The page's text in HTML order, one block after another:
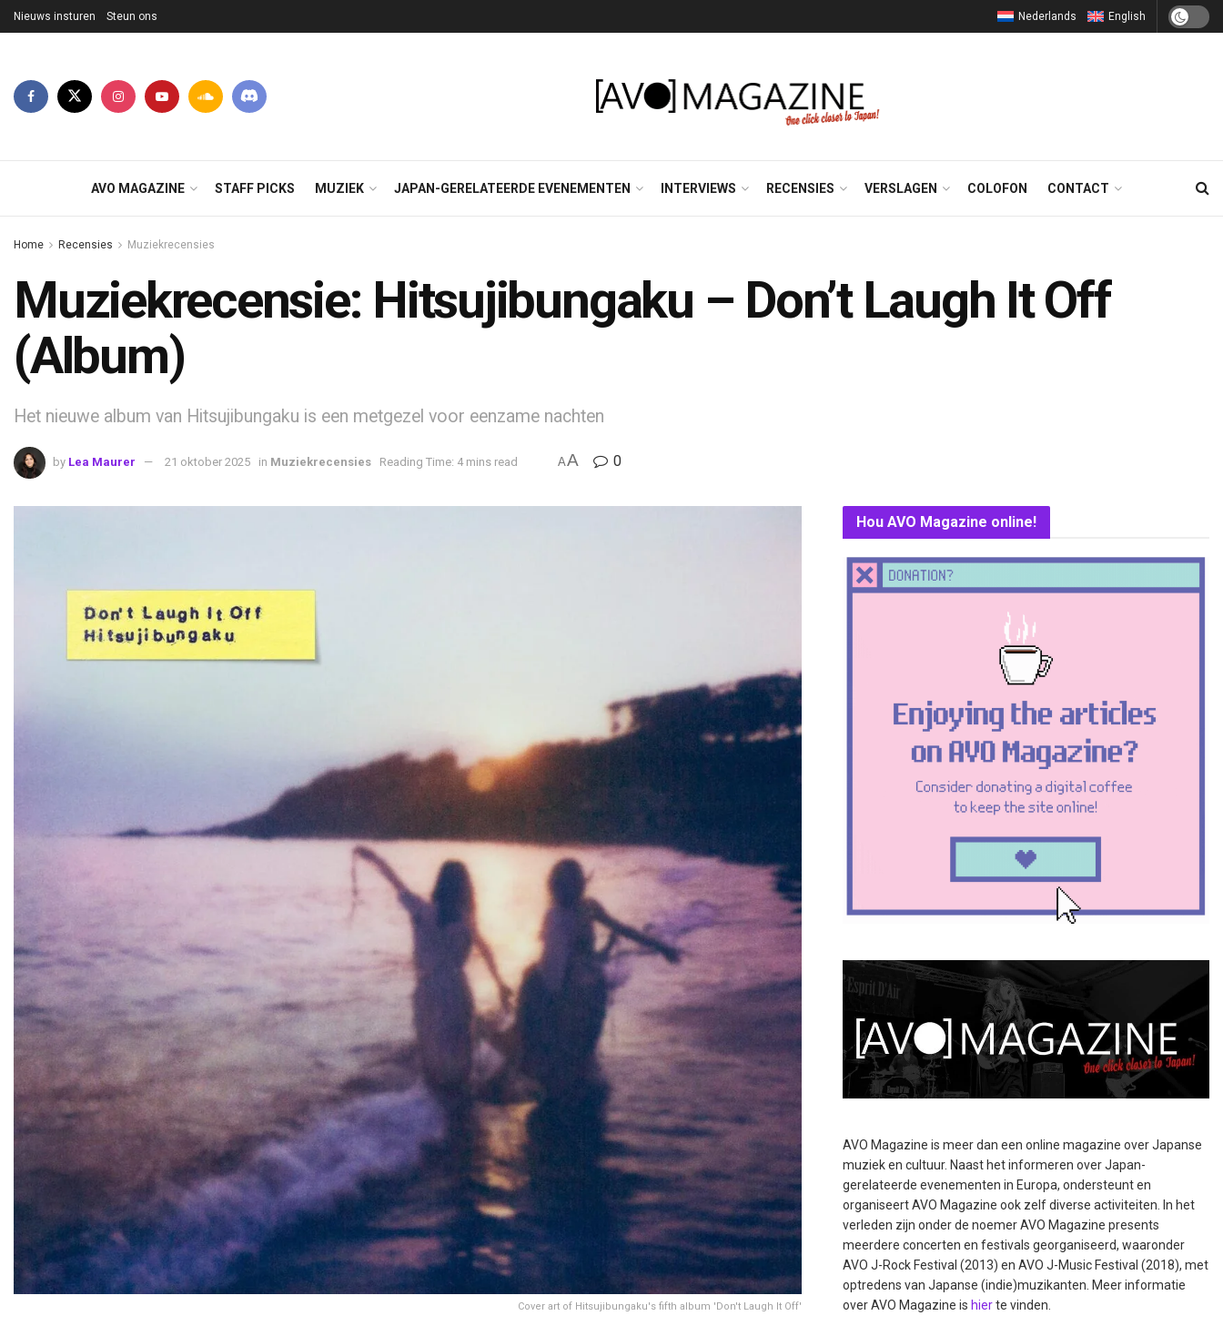
Nieuws insturen Steun ons Nederlands English
AVO MAGAZINE STAFF PICKS MUZIEK JAPAN-GERELATEERDE EVENEMENTEN INTERVIEWS RECENSIES VERSLAGEN COLOFON CONTACT
Home Recensies Muziekrecensies
Muziekrecensie: Hitsujibungaku – Don’t Laugh It Off
(Album)
Het nieuwe album van Hitsujibungaku is een metgezel voor eenzame nachten
by Lea Maurer 21 oktober 2025 in Muziekrecensies Reading Time: 4 mins read AA 0
Cover art of Hitsujibungaku's fifth album 'Don't Laugh It Off'
Hou AVO Magazine online!
AVO Magazine is meer dan een online magazine over Japanse
muziek en cultuur. Naast het informeren over Japan-
gerelateerde evenementen in Europa, ondersteunt en
organiseert AVO Magazine ook zelf diverse activiteiten. In het
verleden zijn onder de noemer AVO Magazine presents
meerdere concerten en festivals georganiseerd, waaronder
AVO J-Rock Festival (2013) en AVO J-Music Festival (2018), met
optredens van Japanse (indie)muzikanten. Meer informatie
over AVO Magazine is hierte vinden.